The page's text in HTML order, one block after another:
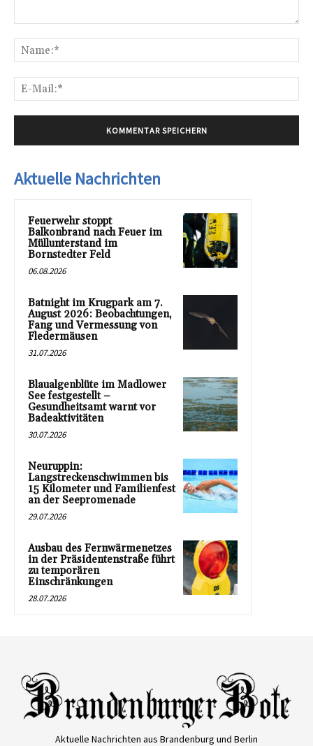
Aktuelle Nachrichten
Feuerwehr stoppt
Balkonbrand nach Feuer im
Müllunterstand im
Bornstedter Feld
06.08.2026
Batnight im Krugpark am 7.
August 2026: Beobachtungen,
Fang und Vermessung von
Fledermäusen
31.07.2026
Blaualgenblüte im Madlower
See festgestellt –
Gesundheitsamt warnt vor
Badeaktivitäten
30.07.2026
Neuruppin:
Langstreckenschwimmen bis
15 Kilometer und Familienfest
an der Seepromenade
29.07.2026
Ausbau des Fernwärmenetzes
in der Präsidentenstraße führt
zu temporären
Einschränkungen
28.07.2026
Aktuelle Nachrichten aus Brandenburg und Berlin